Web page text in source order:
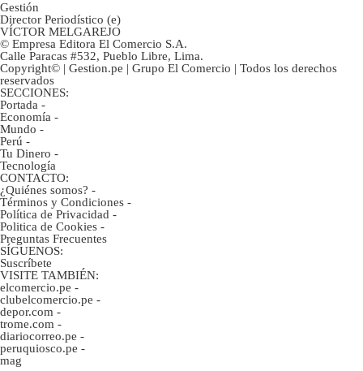
Gestión
Director Periodístico (e)
VÍCTOR MELGAREJO
© Empresa Editora El Comercio S.A.
Calle Paracas #532, Pueblo Libre, Lima.
Copyright© | Gestion.pe | Grupo El Comercio | Todos los derechos
reservados
SECCIONES:
Portada -
Economía -
Mundo -
Perú -
Tu Dinero -
Tecnología
CONTACTO:
¿Quiénes somos? -
Términos y Condiciones -
Política de Privacidad -
Politica de Cookies -
Preguntas Frecuentes
SÍGUENOS:
Suscríbete
VISITE TAMBIÉN:
elcomercio.pe -
clubelcomercio.pe -
depor.com -
trome.com -
diariocorreo.pe -
peruquiosco.pe -
mag